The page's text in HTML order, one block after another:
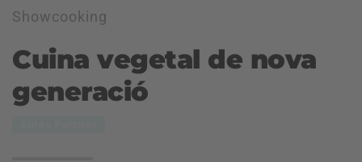
Showcooking
Cuina vegetal de nova
generació